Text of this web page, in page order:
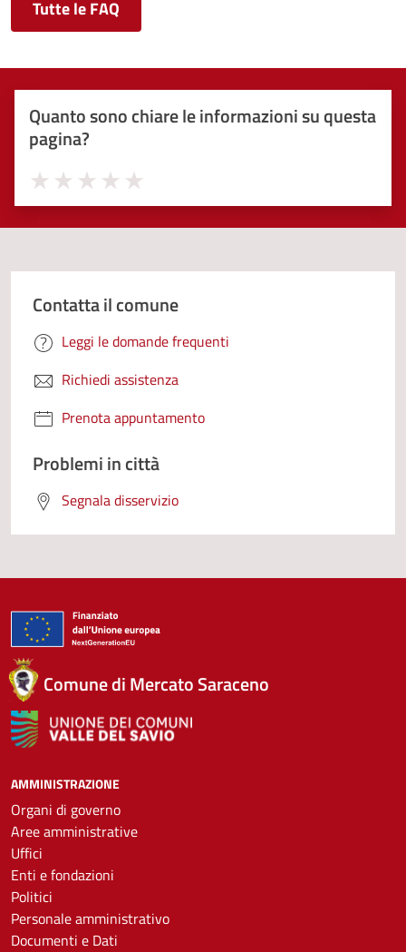
Tutte le FAQ
Quanto sono chiare le informazioni su questa
pagina?
Valuta 5 stelle su 5
Valuta 4 stelle su 5
Valuta 3 stelle su 5
Valuta 2 stelle su 5
Valuta 1 stelle su 5
Contatta il comune
Leggi le domande frequenti
Richiedi assistenza
Prenota appuntamento
Problemi in città
Segnala disservizio
Comune di Mercato Saraceno
AMMINISTRAZIONE
Organi di governo
Aree amministrative
Uffici
Enti e fondazioni
Politici
Personale amministrativo
Documenti e Dati